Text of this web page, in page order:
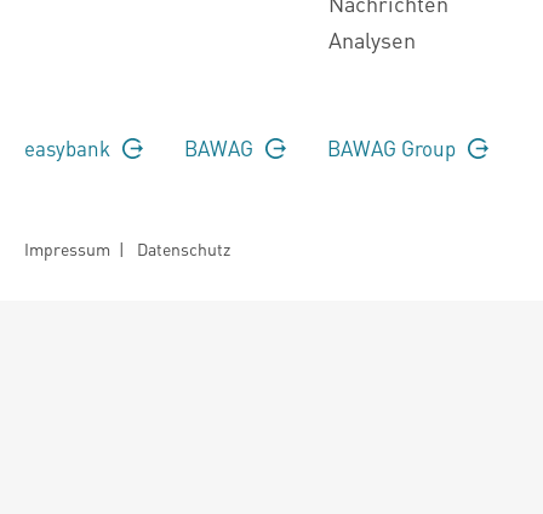
Analysen
easybank BAWAG BAWAG Group
Impressum | Datenschutz